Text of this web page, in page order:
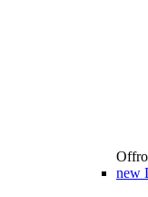
new